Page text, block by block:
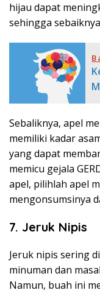
hijau dapat
sehingga
Sebaliknya, apel
memiliki kadar
yang dapat
memicu gejala
apel, pilihlah apel
mengonsumsinya
7. Jeruk Nipis
Jeruk nipis sering
minuman dan
Namun, buah ini